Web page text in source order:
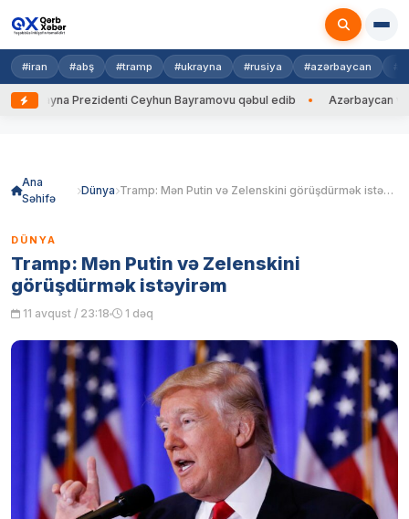
#iran #abş #tramp #ukrayna #rusiya #azərbaycan
Ukrayna Prezidenti Ceyhun Bayramovu qəbul edib Azərbaycan və
Ana
Səhifə
Dünya Tramp: Mən Putin və Zelenskini görüşdürmək istəyirəm
DÜNYA
Tramp: Mən Putin və Zelenskini
görüşdürmək istəyirəm
11 avqust / 23:18 1 dəq